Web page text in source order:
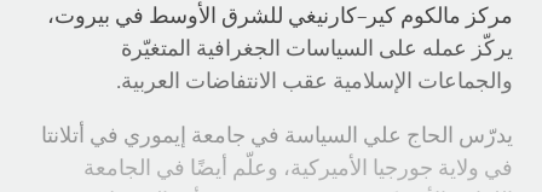
مركز مالكوم كير–كارنيغي للشرق الأوسط في بيروت،
يركّز عمله على السياسات الجغرافية المتغيّرة
والجماعات الإسلامية عقب الانتفاضات العربية.
يدرّس الحاج علي السياسة في جامعة إيموري في أتلانتا
في ولاية جورجيا الأميركية، وعلّم أيضًا في الجامعة